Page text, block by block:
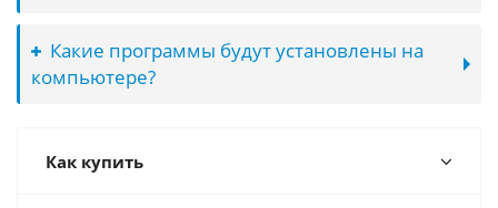
Какие программы будут установлены на
компьютере?
Как купить